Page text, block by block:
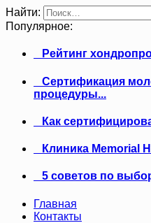
Найти:
Популярное:
Рейтинг
Сертификация
процедуры...
Как
Клиника Memorial
5 советов по
Главная
Контакты